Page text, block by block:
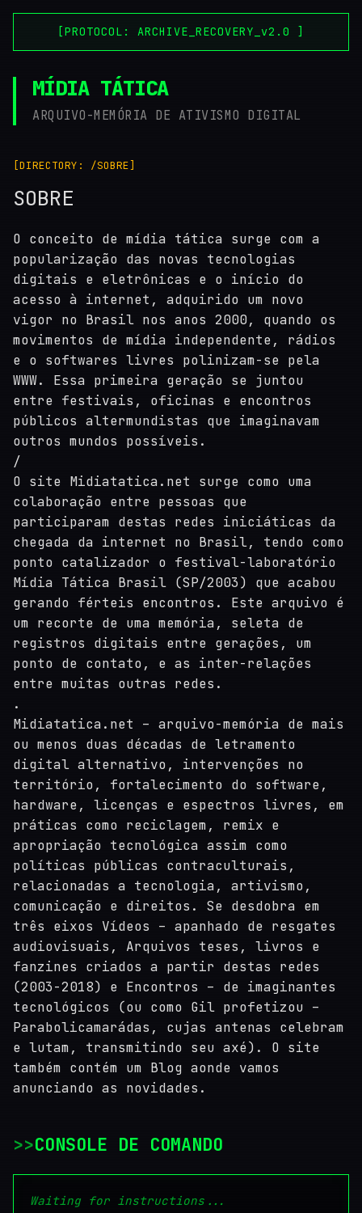
[PROTOCOL: ARCHIVE_RECOVERY_v2.0 ]
MÍDIA TÁTICA
ARQUIVO-MEMÓRIA DE ATIVISMO DIGITAL
[DIRECTORY: /SOBRE]
SOBRE
O conceito de mídia tática surge com a
popularização das novas tecnologias
digitais e eletrônicas e o início do
acesso à internet, adquirido um novo
vigor no Brasil nos anos 2000, quando os
movimentos de mídia independente, rádios
e o softwares livres polinizam-se pela
WWW. Essa primeira geração se juntou
entre festivais, oficinas e encontros
públicos altermundistas que imaginavam
outros mundos possíveis.
/
O site Midiatatica.net surge como uma
colaboração entre pessoas que
participaram destas redes iniciáticas da
chegada da internet no Brasil, tendo como
ponto catalizador o festival-laboratório
Mídia Tática Brasil (SP/2003) que acabou
gerando férteis encontros. Este arquivo é
um recorte de uma memória, seleta de
registros digitais entre gerações, um
ponto de contato, e as inter-relações
entre muitas outras redes.
.
Midiatatica.net – arquivo-memória de mais
ou menos duas décadas de letramento
digital alternativo, intervenções no
território, fortalecimento do software,
hardware, licenças e espectros livres, em
práticas como reciclagem, remix e
apropriação tecnológica assim como
políticas públicas contraculturais,
relacionadas a tecnologia, artivismo,
comunicação e direitos. Se desdobra em
três eixos Vídeos – apanhado de resgates
audiovisuais, Arquivos teses, livros e
fanzines criados a partir destas redes
(2003-2018) e Encontros – de imaginantes
tecnológicos (ou como Gil profetizou –
Parabolicamarádas, cujas antenas celebram
e lutam, transmitindo seu axé). O site
também contém um Blog aonde vamos
anunciando as novidades.
>CONSOLE DE COMANDO
Waiting for instructions...